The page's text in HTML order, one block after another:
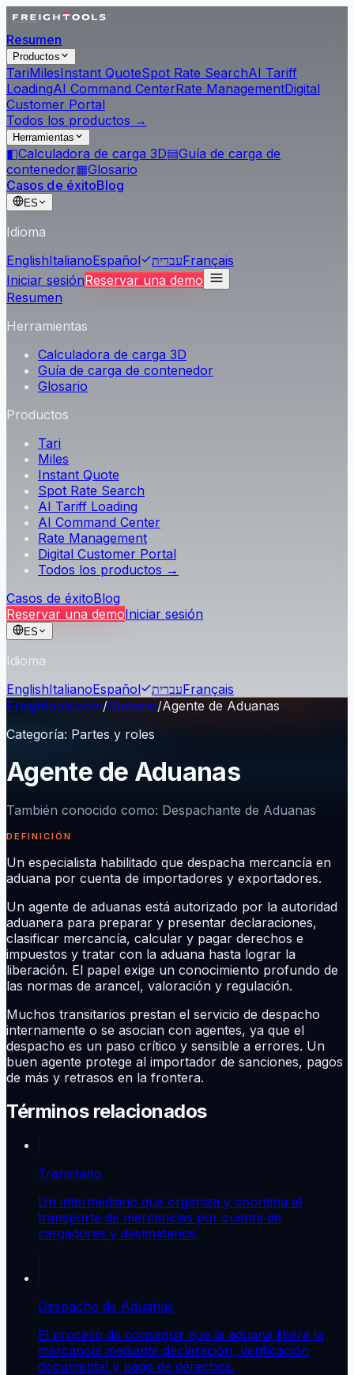
Resumen
Productos
TariMilesInstant QuoteSpot Rate SearchAI Tariff
LoadingAI Command CenterRate ManagementDigital
Customer Portal
Todos los productos →
Herramientas
◧Calculadora de carga 3D▤Guía de carga de
contenedor▦Glosario
Casos de éxitoBlog
ES
Idioma
EnglishItalianoEspañol עבריתFrançais
Iniciar sesiónReservar una demo
Resumen
Herramientas
Calculadora de carga 3D
Guía de carga de contenedor
Glosario
Productos
Tari
Miles
Instant Quote
Spot Rate Search
AI Tariff Loading
AI Command Center
Rate Management
Digital Customer Portal
Todos los productos →
Casos de éxitoBlog
Reservar una demoIniciar sesión
ES
Idioma
EnglishItalianoEspañol עבריתFrançais
Freightools.com/Glosario/Agente de Aduanas
Categoría: Partes y roles
Agente de Aduanas
También conocido como: Despachante de Aduanas
DEFINICIÓN
Un especialista habilitado que despacha mercancía en
aduana por cuenta de importadores y exportadores.
Un agente de aduanas está autorizado por la autoridad
aduanera para preparar y presentar declaraciones,
clasificar mercancía, calcular y pagar derechos e
impuestos y tratar con la aduana hasta lograr la
liberación. El papel exige un conocimiento profundo de
las normas de arancel, valoración y regulación.
Muchos transitarios prestan el servicio de despacho
internamente o se asocian con agentes, ya que el
despacho es un paso crítico y sensible a errores. Un
buen agente protege al importador de sanciones, pagos
de más y retrasos en la frontera.
Términos relacionados
Transitario
Un intermediario que organiza y coordina el
transporte de mercancías por cuenta de
cargadores y destinatarios.
Despacho de Aduanas
El proceso de conseguir que la aduana libere la
mercancía mediante declaración, verificación
documental y pago de derechos.